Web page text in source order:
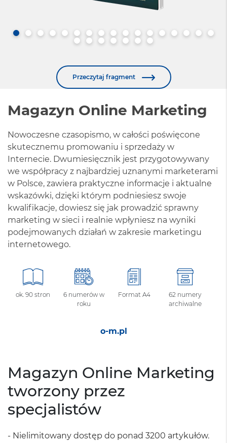
Magazyn Online Marketing
Nowoczesne czasopismo, w całości poświęcone
skutecznemu promowaniu i sprzedaży w
Internecie. Dwumiesięcznik jest przygotowywany
we współpracy z najbardziej uznanymi marketerami
w Polsce, zawiera praktyczne informacje i aktualne
wskazówki, dzięki którym podniesiesz swoje
kwalifikacje, dowiesz się jak prowadzić sprawny
marketing w sieci i realnie wpłyniesz na wyniki
podejmowanych działań w zakresie marketingu
internetowego.
ok. 90 stron
6 numerów w
roku
Format A4
62 numery
archiwalne
o-m.pl
Przeczytaj fragment
Magazyn Online Marketing
tworzony przez
specjalistów
- Nielimitowany dostęp do ponad 3200 artykułów.